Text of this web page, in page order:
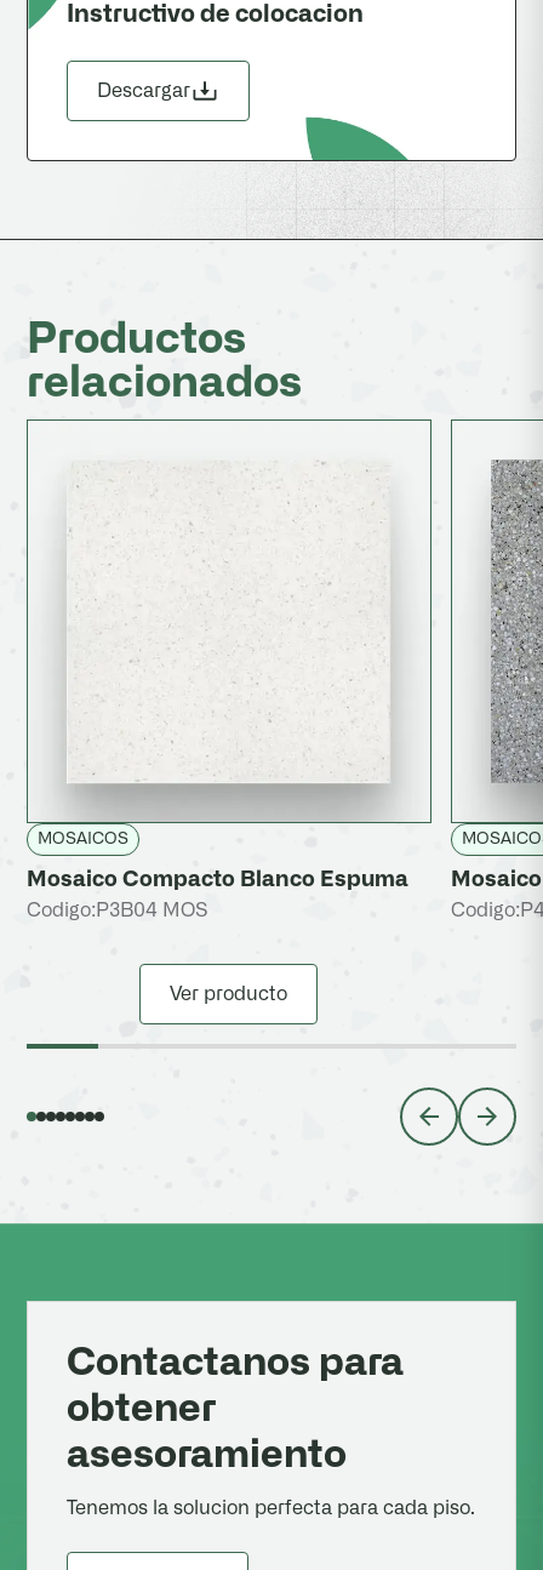
Instructivo de colocacion
Descargar
Productos
relacionados
MOSAICOS
Mosaico Compacto Blanco Espuma
Codigo: P3B04 MOS
Ver producto
Codigo:
Contactanos para
obtener
asesoramiento
Tenemos la solucion perfecta para cada piso.